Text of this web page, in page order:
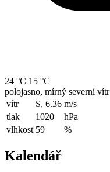
24 °C 15 °C
polojasno, mírný severní vítr
vítr
S, 6.36 m/s
tlak
1020
hPa
vlhkost 59 %
Kalendář